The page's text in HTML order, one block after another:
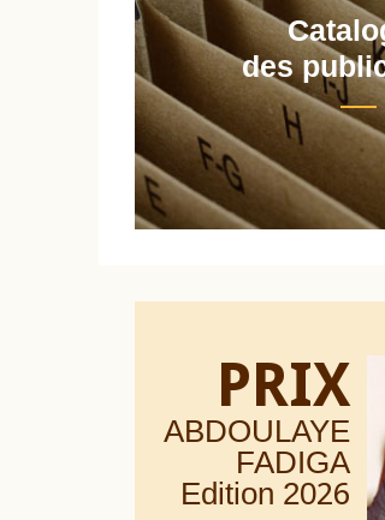
des
PRIX
ABDOULAYE
FADIGA
Edition 2026